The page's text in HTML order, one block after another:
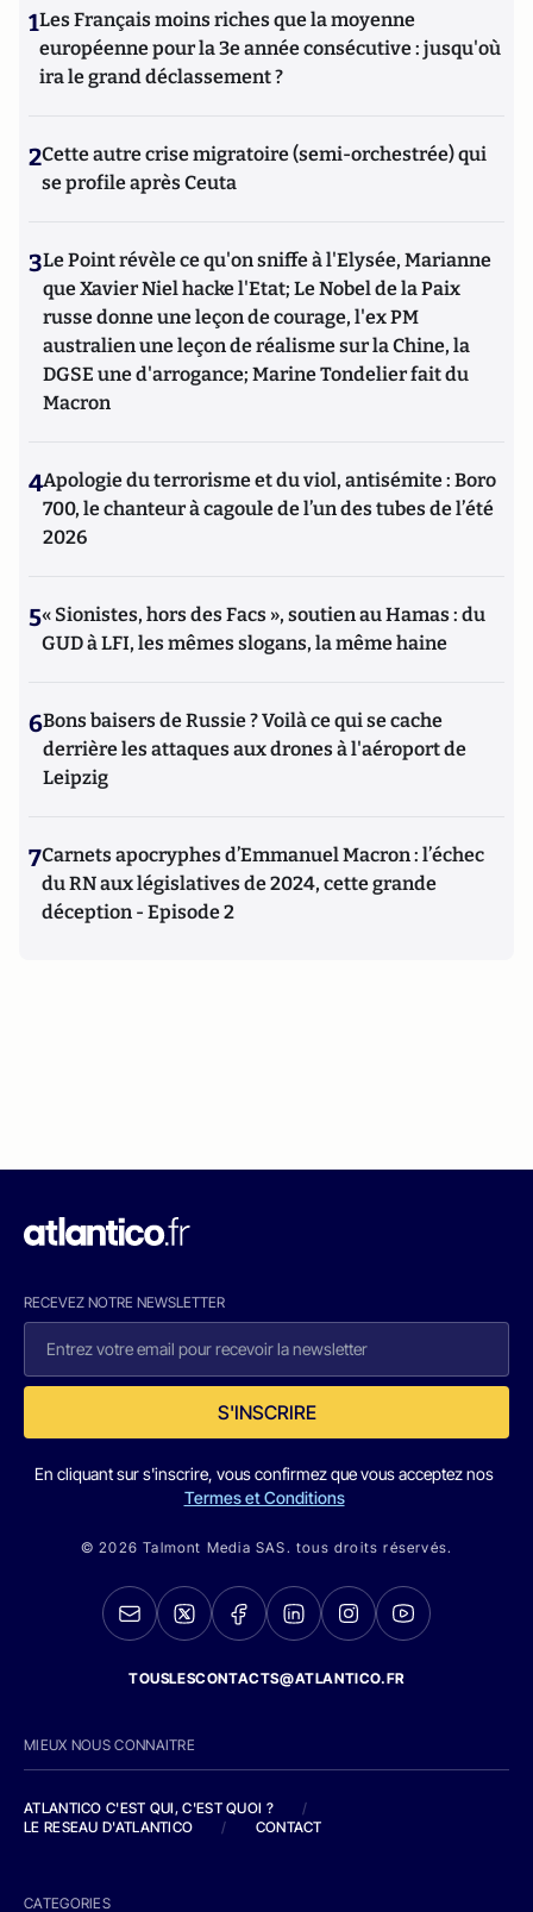
1Les Français moins riches que la moyenne
européenne pour la 3e année consécutive : jusqu'où
ira le grand déclassement ?
2Cette autre crise migratoire (semi-orchestrée) qui
se profile après Ceuta
3Le Point révèle ce qu'on sniffe à l'Elysée, Marianne
que Xavier Niel hacke l'Etat; Le Nobel de la Paix
russe donne une leçon de courage, l'ex PM
australien une leçon de réalisme sur la Chine, la
DGSE une d'arrogance; Marine Tondelier fait du
Macron
4Apologie du terrorisme et du viol, antisémite : Boro
700, le chanteur à cagoule de l’un des tubes de l’été
2026
5« Sionistes, hors des Facs », soutien au Hamas : du
GUD à LFI, les mêmes slogans, la même haine
6Bons baisers de Russie ? Voilà ce qui se cache
derrière les attaques aux drones à l'aéroport de
Leipzig
7Carnets apocryphes d’Emmanuel Macron : l’échec
du RN aux législatives de 2024, cette grande
déception - Episode 2
RECEVEZ NOTRE NEWSLETTER
S'INSCRIRE
En cliquant sur s'inscrire, vous confirmez que vous acceptez nos
Termes et Conditions
© 2026 Talmont Media SAS. tous droits réservés.
TOUSLESCONTACTS@ATLANTICO.FR
MIEUX NOUS CONNAITRE
ATLANTICO C'EST QUI, C'EST QUOI ?
/
LE RESEAU D'ATLANTICO
/ CONTACT
CATEGORIES